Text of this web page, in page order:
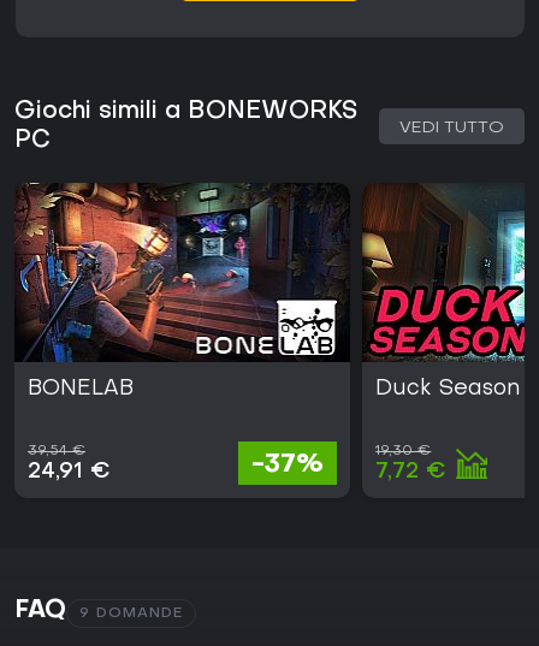
Giochi simili a BONEWORKS
PC
VEDI TUTTO
BONELAB
39,54 €
24,91 € -37%
Duck Season
19,30 €
7,72 €
FAQ 9 DOMANDE